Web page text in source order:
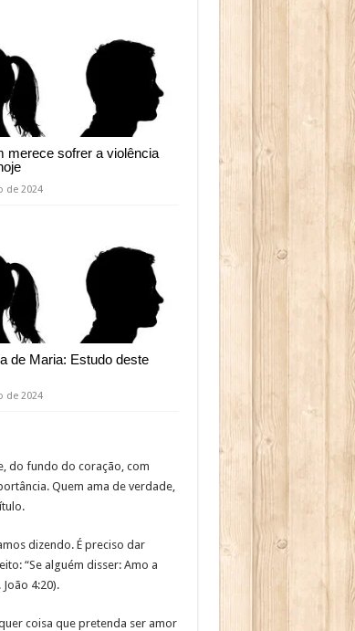
merece sofrer a violência
de 2024
de Maria: Estudo deste
de 2024
do fundo do coração, com
Quem ama de verdade,
dizendo. É preciso dar
“Se alguém disser: Amo a
4:20).
coisa que pretenda ser amor